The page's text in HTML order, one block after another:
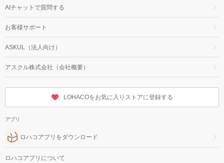
AIチャットで質問する
お客様サポート
ASKUL（法人向け）
アスクル株式会社（会社概要）
LOHACOをお気に入りストアに登録する
アプリ
ロハコアプリをダウンロード
ロハコアプリについて